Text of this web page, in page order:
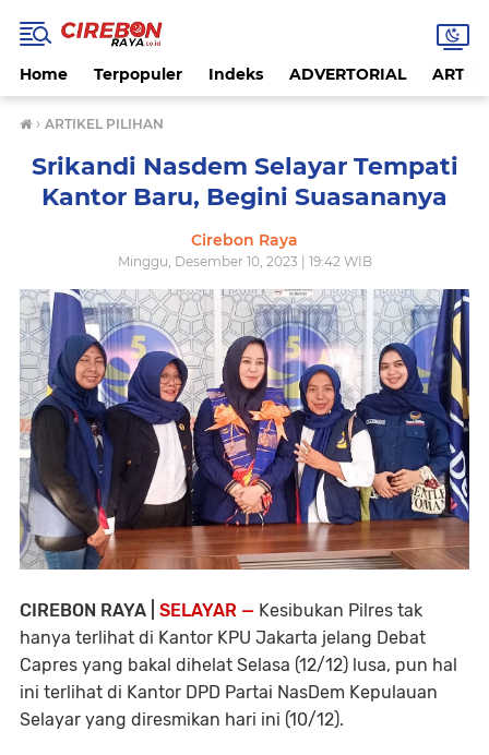
Home Terpopuler Indeks ADVERTORIAL
› ARTIKEL PILIHAN
Srikandi Nasdem Selayar Tempati
Kantor Baru, Begini Suasananya
Cirebon Raya
Minggu, Desember 10, 2023 | 19:42 WIB
CIREBON RAYA | SELAYAR — Kesibukan Pilres tak
hanya terlihat di Kantor KPU Jakarta jelang Debat
Capres yang bakal dihelat Selasa (12/12) lusa, pun hal
ini terlihat di Kantor DPD Partai NasDem Kepulauan
Selayar yang diresmikan hari ini (10/12).